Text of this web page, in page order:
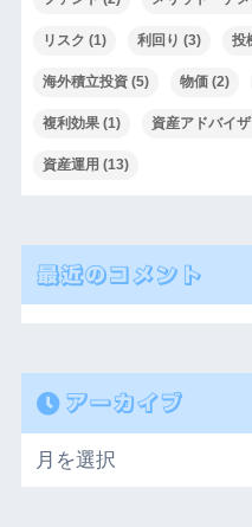
リスク (1) 利回り (3) 投
海外積立投資 (5) 物価 (2)
複利効果 (1) 資産アドバイ
資産運用 (13)
最近のコメント
アーカイブ